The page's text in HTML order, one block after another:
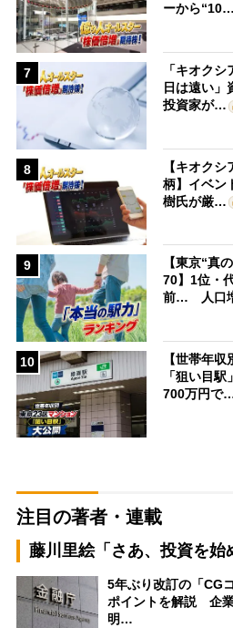
ーから“10…
7
「キオク
日は遠い」
投資家が…
8
【キオク
柄】イベン
樹氏が厳…
9
【東京“真
70】1位・
前… 人口
10
【世帯年
「狙い目
700万円で
注目の著者・連載
藤川里絵「さあ、投資を始
5年ぶり改訂の「CG
ポイントを解説 企
明…